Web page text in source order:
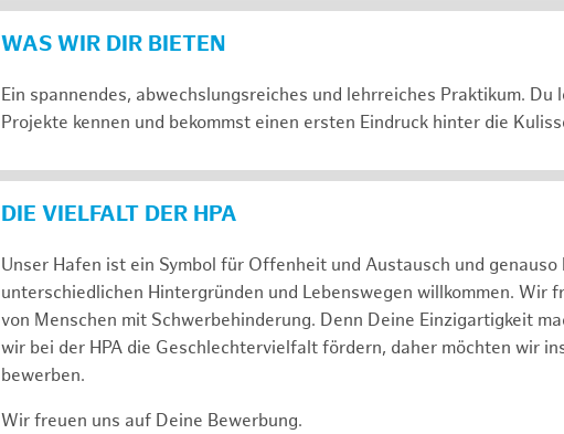
WAS WIR DIR BIETEN
Ein spannendes, abwechslungsreiches und lehrreiches Praktikum.
Projekte kennen und bekommst einen ersten Eindruck hinter die
DIE VIELFALT DER HPA
Unser Hafen ist ein Symbol für Offenheit und Austausch und
unterschiedlichen Hintergründen und Lebenswegen willkommen. Wir
von Menschen mit Schwerbehinderung. Denn Deine Einzigartigkeit
wir bei der HPA die Geschlechtervielfalt fördern, daher möchten wir
bewerben.
Wir freuen uns auf Deine Bewerbung.